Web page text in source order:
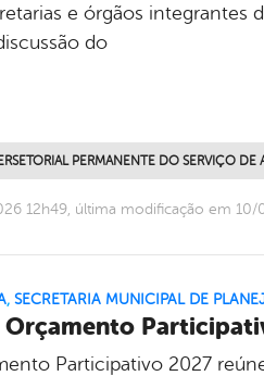
e órgãos integrantes
do
PERMANENTE DO SERVIÇO
12h49, última modificação em 10/
, SECRETARIA MUNICIPAL DE
Participativo 2027